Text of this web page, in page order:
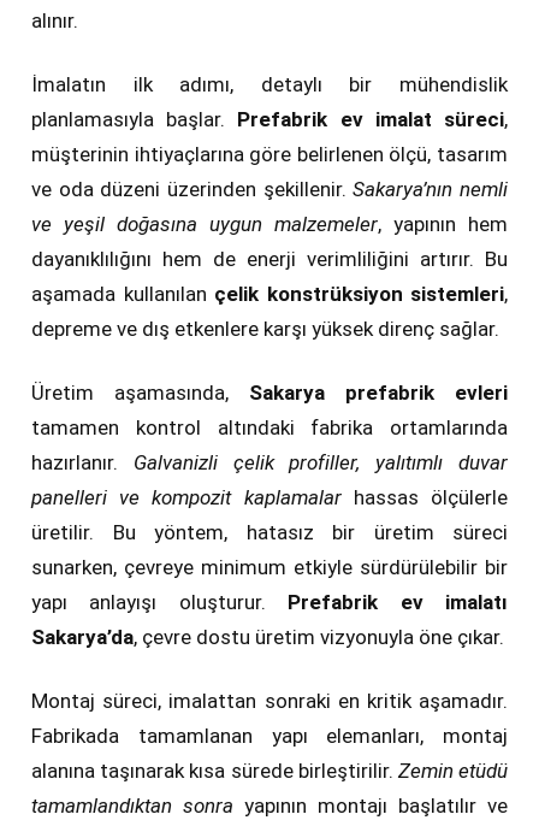
alınır.
İmalatın ilk adımı, detaylı bir mühendislik
planlamasıyla başlar. Prefabrik ev imalat süreci,
müşterinin ihtiyaçlarına göre belirlenen ölçü, tasarım
ve oda düzeni üzerinden şekillenir.Sakarya’nın nemli
ve yeşil doğasına uygun malzemeler, yapının hem
dayanıklılığını hem de enerji verimliliğini artırır. Bu
aşamada kullanılan çelik konstrüksiyon sistemleri,
depreme ve dış etkenlere karşı yüksek direnç sağlar.
Üretim aşamasında, Sakarya prefabrik evleri
tamamen kontrol altındaki fabrika ortamlarında
hazırlanır. Galvanizli çelik profiller, yalıtımlı duvar
panelleri ve kompozit kaplamalarhassas ölçülerle
üretilir. Bu yöntem, hatasız bir üretim süreci
sunarken, çevreye minimum etkiyle sürdürülebilir bir
yapı anlayışı oluşturur. Prefabrik ev imalatı
Sakarya’da, çevre dostu üretim vizyonuyla öne çıkar.
Montaj süreci, imalattan sonraki en kritik aşamadır.
Fabrikada tamamlanan yapı elemanları, montaj
alanına taşınarak kısa sürede birleştirilir. Zemin etüdü
tamamlandıktan sonra yapının montajı başlatılır ve